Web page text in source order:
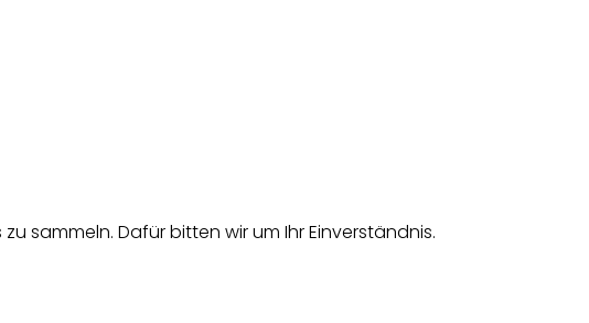
sammeln. Dafür bitten wir um Ihr Einverständnis.